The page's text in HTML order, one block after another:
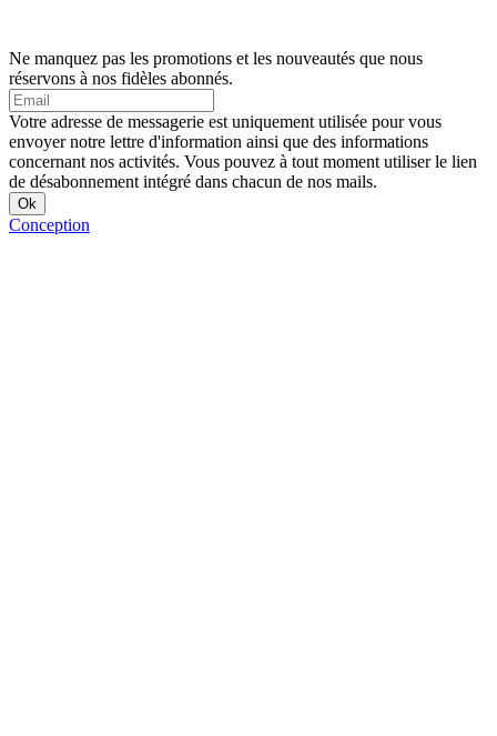
Ne manquez pas les promotions et les nouveautés que nous
réservons à nos fidèles abonnés.
Votre adresse de messagerie est uniquement utilisée pour vous
envoyer notre lettre d'information ainsi que des informations
concernant nos activités. Vous pouvez à tout moment utiliser le lien
de désabonnement intégré dans chacun de nos mails.
Conception